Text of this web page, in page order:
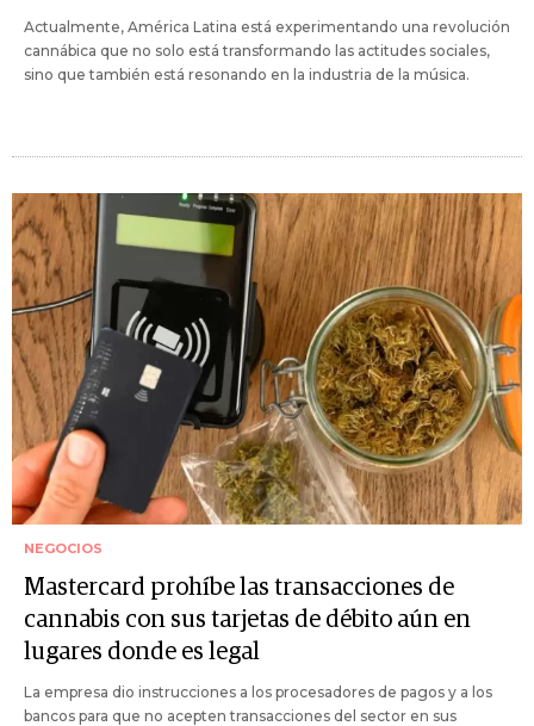
Actualmente, América Latina está experimentando una revolución
cannábica que no solo está transformando las actitudes sociales,
sino que también está resonando en la industria de la música.
NEGOCIOS
Mastercard prohíbe las transacciones de
cannabis con sus tarjetas de débito aún en
lugares donde es legal
La empresa dio instrucciones a los procesadores de pagos y a los
bancos para que no acepten transacciones del sector en sus